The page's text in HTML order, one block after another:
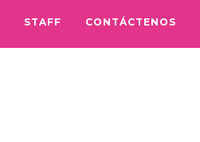
STAFF CONTÁCTENOS